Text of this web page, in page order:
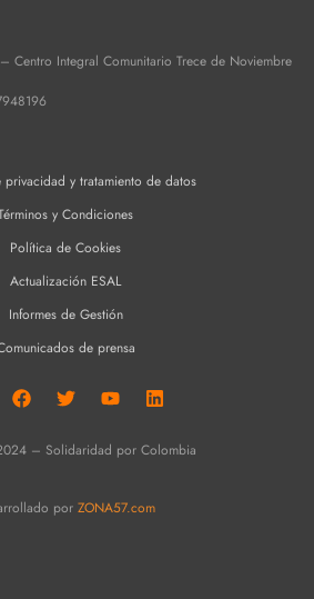
Integral Comunitario Trece de Noviembre
privacidad y tratamiento de datos
y Condiciones
Política de Cookies
Actualización ESAL
Informes de Gestión
de prensa
– Solidaridad por Colombia
por ZONA57.com